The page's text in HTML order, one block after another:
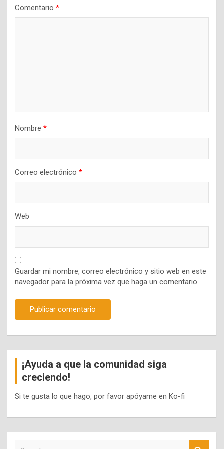
Comentario *
Nombre *
Correo electrónico *
Web
Guardar mi nombre, correo electrónico y sitio web en este
navegador para la próxima vez que haga un comentario.
¡Ayuda a que la comunidad siga
creciendo!
Si te gusta lo que hago, por favor apóyame en Ko-fi